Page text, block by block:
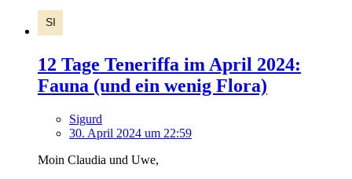
12 Tage Teneriffa im April 2024:
Fauna (und ein wenig Flora)
Sigurd
30. April 2024 um 22:59
Moin Claudia und Uwe,